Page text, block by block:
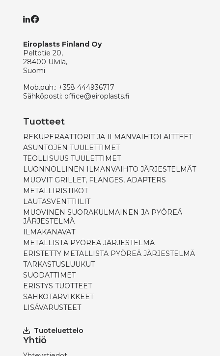
Eiroplasts Finland Oy
Peltotie 20,
28400 Ulvila,
Suomi
Mob.puh.: +358 444936717
Sähköposti: office@eiroplasts.fi
Tuotteet
REKUPERAATTORIT JA ILMANVAIHTOLAITTEET
ASUNTOJEN TUULETTIMET
TEOLLISUUS TUULETTIMET
LUONNOLLINEN ILMANVAIHTO JÄRJESTELMÄT
MUOVIT GRILLET, FLANGES, ADAPTERS
METALLIRISTIKOT
LAUTASVENTTIILIT
MUOVINEN SUORAKULMAINEN JA PYÖREÄ
JÄRJESTELMÄ
ILMAKANAVAT
METALLISTA PYÖREÄ JÄRJESTELMÄ
ERISTETTY METALLISTA PYÖREÄ JÄRJESTELMÄ
TARKASTUSLUUKUT
SUODATTIMET
ERISTYS TUOTTEET
SÄHKÖTARVIKKEET
LISÄVARUSTEET
Tuoteluettelo
Yhtiö